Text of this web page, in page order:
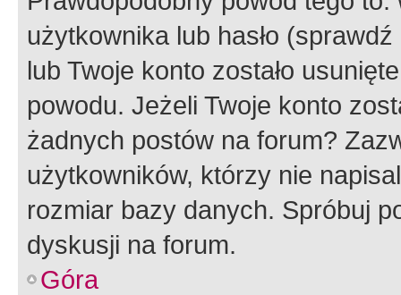
użytkownika lub hasło
lub Twoje konto zostało
powodu. Jeżeli Twoje konto
żadnych postów na forum?
użytkowników, którzy nie
rozmiar bazy danych. Spróbuj
dyskusji na forum.
Góra